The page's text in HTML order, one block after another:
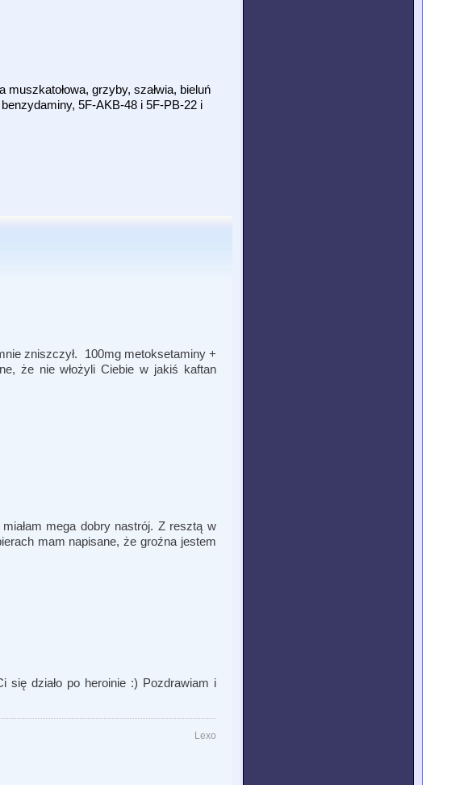
grzyby, szałwia, bieluń
5F-AKB-48 i 5F-PB-22 i
zniszczył. 100mg metoksetaminy +
że nie włożyli Ciebie w jakiś kaftan
mega dobry nastrój. Z resztą w
mam napisane, że groźna jestem
się działo po heroinie :) Pozdrawiam i
Lexo